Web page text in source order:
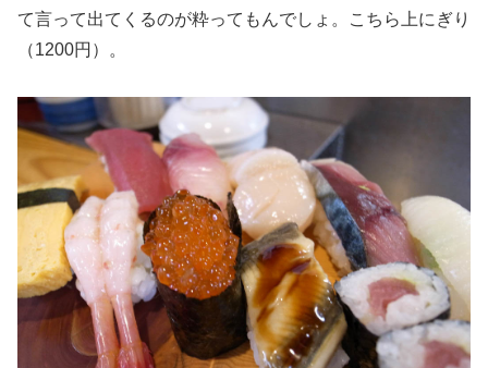
て言って出てくるのが粋ってもんでしょ。こちら上にぎり
（1200円）。